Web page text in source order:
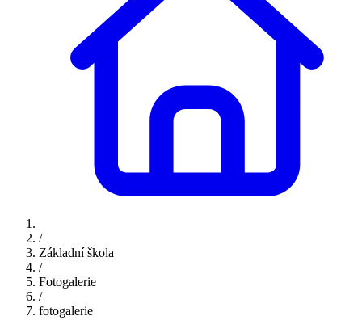
/
Základní škola
/
Fotogalerie
/
fotogalerie